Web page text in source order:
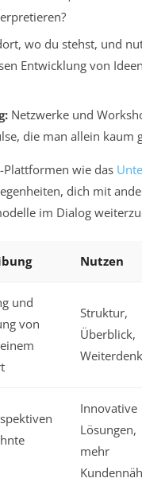
wo du stehst, und
Entwicklung von
Netzwerke und
die man allein kaum
wie das
dich mit
im Dialog
Nutzen
und
von
Struktur,
Überblick,
Innovative
Lösungen,
mehr